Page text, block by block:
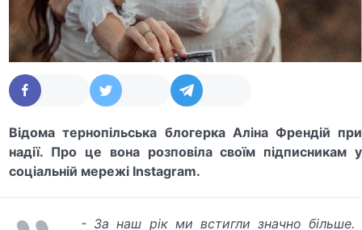
Відома тернопільська блогерка Аліна Френдій при
надії. Про це вона розповіла своїм підписникам у
соціальній мережі Instagram.
- За наш рік ми встигли значно більше.